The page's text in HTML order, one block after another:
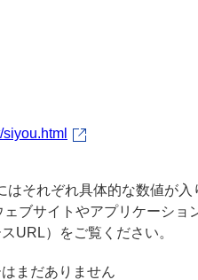
それぞれ具体的な数値が
サイトやアプリケーション
URL）をご覧ください。
まだありません